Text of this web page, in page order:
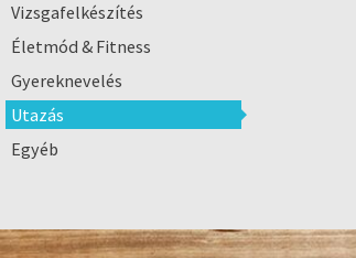
Vizsgafelkészítés
Életmód & Fitness
Gyereknevelés
Utazás
Egyéb